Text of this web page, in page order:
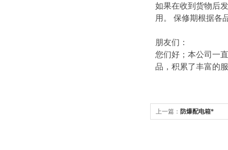
如果在收到货物后
用。 保修期根据各
朋友们：
您们好；本公司一
品，积累了丰富的
上一篇： 防爆配电箱*